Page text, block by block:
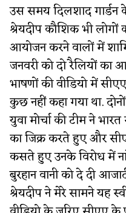
उस समय दिलशाद गार्डन
श्रेयदीप कौशिक भी
आयोजन करने वालों में
जनवरी को दो रैलियों का
भाषणों की वीडियो में
कुछ नहीं कहा गया था.
युवा मोर्चा की टीम ने
का जिक्र करते हुए और
कसते हुए उनके विरोध में
बुरहान वानी को दे दी
श्रेयदीप ने मेरे सामने यह